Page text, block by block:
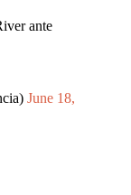
ante
June 18,